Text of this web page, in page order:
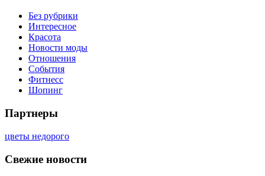
Без рубрики
Интересное
Красота
Новости моды
Отношения
События
Фитнесс
Шопинг
Партнеры
цветы недорого
Свежие новости